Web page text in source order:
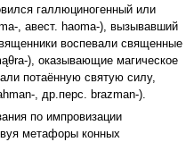
галлюциногенный или
, авест. haoma-), вызывавший
воспевали священные
), оказывающие магическое
потаённую святую силу,
, др.перс. brazman-).
по импровизации
метафоры конных